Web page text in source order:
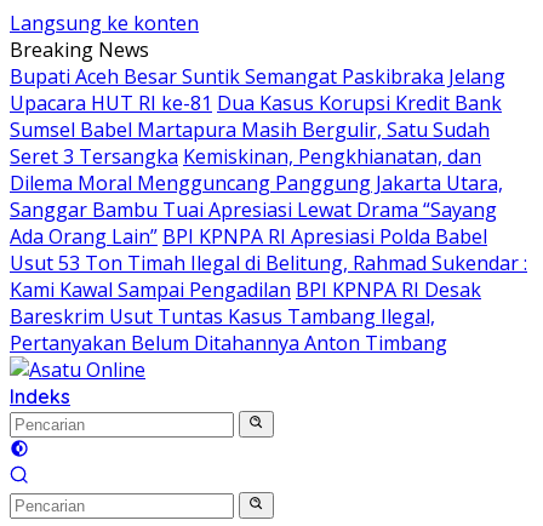
Langsung ke konten
Breaking News
Bupati Aceh Besar Suntik Semangat Paskibraka Jelang
Upacara HUT RI ke-81 Dua Kasus Korupsi Kredit Bank
Sumsel Babel Martapura Masih Bergulir, Satu Sudah
Seret 3 Tersangka Kemiskinan, Pengkhianatan, dan
Dilema Moral Mengguncang Panggung Jakarta Utara,
Sanggar Bambu Tuai Apresiasi Lewat Drama “Sayang
Ada Orang Lain” BPI KPNPA RI Apresiasi Polda Babel
Usut 53 Ton Timah Ilegal di Belitung, Rahmad Sukendar :
Kami Kawal Sampai Pengadilan BPI KPNPA RI Desak
Bareskrim Usut Tuntas Kasus Tambang Ilegal,
Pertanyakan Belum Ditahannya Anton Timbang
Indeks